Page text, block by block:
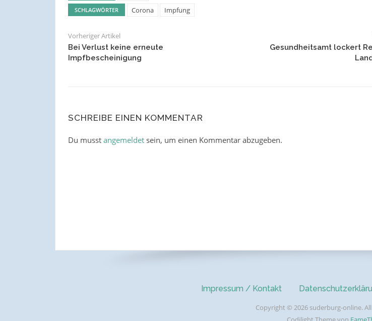
SCHLAGWÖRTER Corona Impfung
Vorheriger Artikel
Bei Verlust keine erneute
Impfbescheinigung
Gesundheitsamt lockert
SCHREIBE EINEN KOMMENTAR
Du musst angemeldetsein, um einen Kommentar abzugeben.
Impressum / Kontakt
Copyright © 2026 suderburg-online.